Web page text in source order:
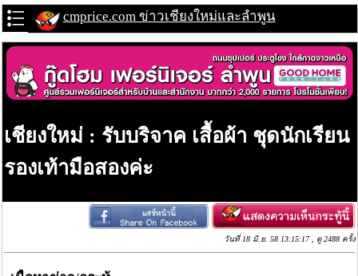
cmprice.com ข่าวเชียงใหม่และลำพูน
เชียงใหม่ : รับบริจาค เสื้อผ้า ชุดนักเรียน
รองเท้ามือสองค่ะ
วันที่ 18 มิ.ย. 58 13:15:17 , ดู 2488 ครั้ง